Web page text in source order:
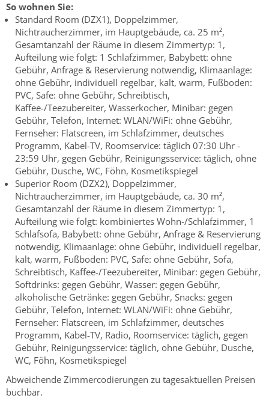
So wohnen Sie:
Standard Room (DZX1), Doppelzimmer,
Nichtraucherzimmer, im Hauptgebäude, ca. 25 m²,
Gesamtanzahl der Räume in diesem Zimmertyp: 1,
Aufteilung wie folgt: 1 Schlafzimmer, Babybett: ohne
Gebühr, Anfrage & Reservierung notwendig, Klimaanlage:
ohne Gebühr, individuell regelbar, kalt, warm, Fußboden:
PVC, Safe: ohne Gebühr, Schreibtisch,
Kaffee-/Teezubereiter, Wasserkocher, Minibar: gegen
Gebühr, Telefon, Internet: WLAN/WiFi: ohne Gebühr,
Fernseher: Flatscreen, im Schlafzimmer, deutsches
Programm, Kabel-TV, Roomservice: täglich 07:30 Uhr -
23:59 Uhr, gegen Gebühr, Reinigungsservice: täglich, ohne
Gebühr, Dusche, WC, Föhn, Kosmetikspiegel
Superior Room (DZX2), Doppelzimmer,
Nichtraucherzimmer, im Hauptgebäude, ca. 30 m²,
Gesamtanzahl der Räume in diesem Zimmertyp: 1,
Aufteilung wie folgt: kombiniertes Wohn-/Schlafzimmer, 1
Schlafsofa, Babybett: ohne Gebühr, Anfrage & Reservierung
notwendig, Klimaanlage: ohne Gebühr, individuell regelbar,
kalt, warm, Fußboden: PVC, Safe: ohne Gebühr, Sofa,
Schreibtisch, Kaffee-/Teezubereiter, Minibar: gegen Gebühr,
Softdrinks: gegen Gebühr, Wasser: gegen Gebühr,
alkoholische Getränke: gegen Gebühr, Snacks: gegen
Gebühr, Telefon, Internet: WLAN/WiFi: ohne Gebühr,
Fernseher: Flatscreen, im Schlafzimmer, deutsches
Programm, Kabel-TV, Radio, Roomservice: täglich, gegen
Gebühr, Reinigungsservice: täglich, ohne Gebühr, Dusche,
WC, Föhn, Kosmetikspiegel
Abweichende Zimmercodierungen zu tagesaktuellen Preisen
buchbar.